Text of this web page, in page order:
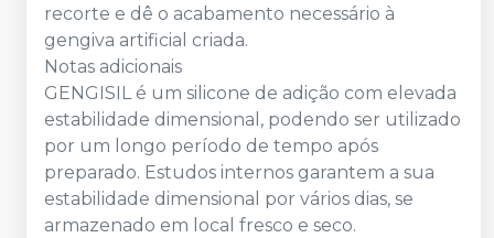
recorte e dê o acabamento necessário à
gengiva artificial criada.
Notas adicionais
GENGISIL é um silicone de adição com elevada
estabilidade dimensional, podendo ser utilizado
por um longo período de tempo após
preparado. Estudos internos garantem a sua
estabilidade dimensional por vários dias, se
armazenado em local fresco e seco.